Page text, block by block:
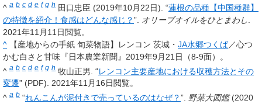
^ a b c d e f g h 田口忠臣 (2019年10月22日). “蓮根の品種【中国種群】
の特徴を紹介！食感はどんな感じ？”. オリーブオイルをひとまわし
2021年11月11日閲覧。
^
【産地からの手紙 旬菜物語】レンコン 茨城・ JA水郷つくば／心つ
かむ白さと甘味『日本農業新聞』2019年9月21日（8-9面）。
^ a b c d e f g h 牧山正男. “レンコン主要産地における収穫方法とその
変遷” (PDF). 2021年11月16日閲覧。
^ a b “れんこんが泥付きで売っているのはなぜ？”. 野菜大図鑑(2020